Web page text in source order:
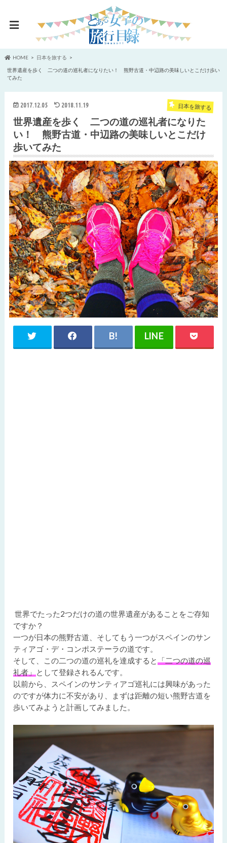
HOME 日本を旅する
世界遺産を歩く 二つの道の巡礼者になりたい！ 熊野古道・中辺路の美味しいとこだけ歩い
てみた
2017.12.05 2018.11.19 日本を旅する
世界遺産を歩く 二つの道の巡礼者になりた
い！ 熊野古道・中辺路の美味しいとこだけ
歩いてみた
世界でたった2つだけの道の世界遺産があることをご存知
ですか？
一つが日本の熊野古道、そしてもう一つがスペインのサン
ティアゴ・デ・コンポステーラの道です。
そして、この二つの道の巡礼を達成すると「二つの道の巡
礼者」
として登録されるんです。
以前から、スペインのサンティアゴ巡礼には興味があった
のですが体力に不安があり、まずは距離の短い熊野古道を
歩いてみようと計画してみました。